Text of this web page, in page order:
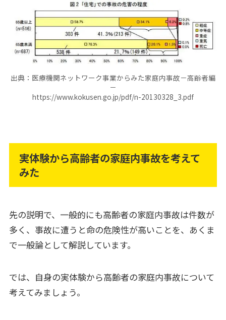
出典：医療機関ネットワーク事業からみた家庭内事故－高齢者編
－
https://www.kokusen.go.jp/pdf/n-20130328_3.pdf
実体験から高齢者の家庭内事故を考えて
みた
先の説明で、一般的にも高齢者の家庭内事故は件数が
多く、事故に遭うと命の危険性が高いことを、あくま
で一般論として解説しています。
では、自身の実体験から高齢者の家庭内事故について
考えてみましょう。